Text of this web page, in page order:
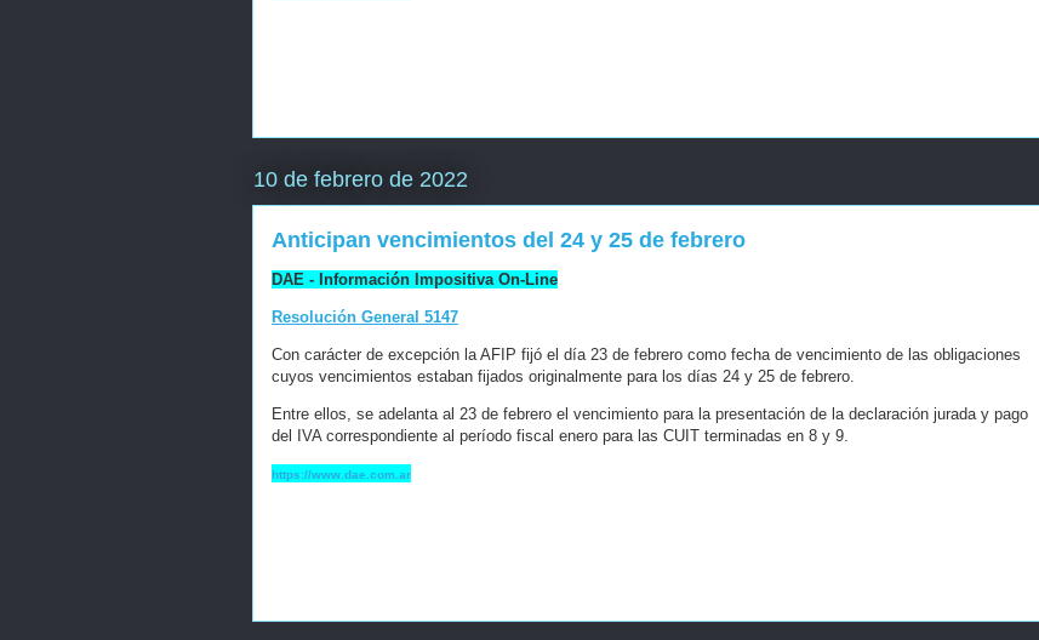
10 de febrero de 2022
Anticipan vencimientos del 24 y 25 de febrero
DAE - Información Impositiva On-Line
Resolución General 5147
Con carácter de excepción la AFIP fijó el día 23 de febrero como fecha de vencimiento de las obligaciones
cuyos vencimientos estaban fijados originalmente para los días 24 y 25 de febrero.
Entre ellos, se adelanta al 23 de febrero el vencimiento para la presentación de la declaración jurada y pago
del IVA correspondiente al período fiscal enero para las CUIT terminadas en 8 y 9.
https://www.dae.com.ar